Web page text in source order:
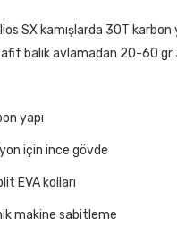
SX kamışlarda 30T
balık avlamadan 20-60 gr
yapı
için ince gövde
EVA kolları
makine sabitleme